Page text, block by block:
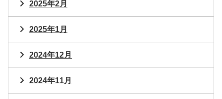
2025年2月
2025年1月
2024年12月
2024年11月